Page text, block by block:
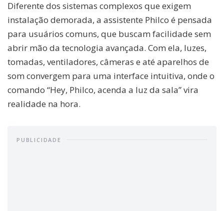
Diferente dos sistemas complexos que exigem
instalação demorada, a assistente Philco é pensada
para usuários comuns, que buscam facilidade sem
abrir mão da tecnologia avançada. Com ela, luzes,
tomadas, ventiladores, câmeras e até aparelhos de
som convergem para uma interface intuitiva, onde o
comando “Hey, Philco, acenda a luz da sala” vira
realidade na hora.
PUBLICIDADE